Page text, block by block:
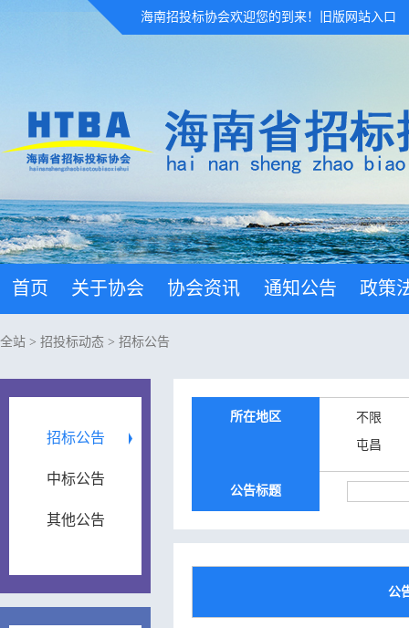
海南招投标协会欢迎您的到来！ 旧版网站入口
首页 关于协会 协会资讯 通知公告 政策
全站 > 招投标动态 > 招标公告
招标公告
中标公告
其他公告
所在地区
不限
屯昌
公告标题
公